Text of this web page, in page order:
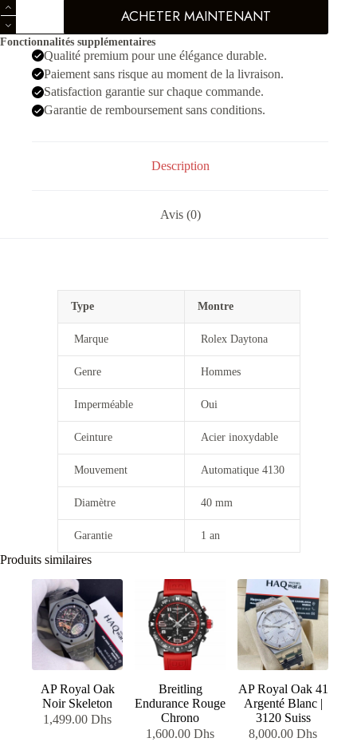
quantité
de
Daytona
Argente
ACHETER MAINTENANT
Fonctionnalités supplémentaires
Qualité premium pour une élégance durable.
Paiement sans risque au moment de la livraison.
Satisfaction garantie sur chaque commande.
Garantie de remboursement sans conditions.
Description
Avis (0)
Type Montre
Marque Rolex Daytona
Genre Hommes
Imperméable Oui
Ceinture Acier inoxydable
Mouvement Automatique 4130
Diamètre 40 mm
Garantie 1 an
Produits similaires
AP Royal Oak
Noir Skeleton
1,499.00Dhs
Breitling
Endurance Rouge
Chrono
1,600.00Dhs
AP Royal Oak 41
Argenté Blanc |
3120 Suiss
8,000.00Dhs